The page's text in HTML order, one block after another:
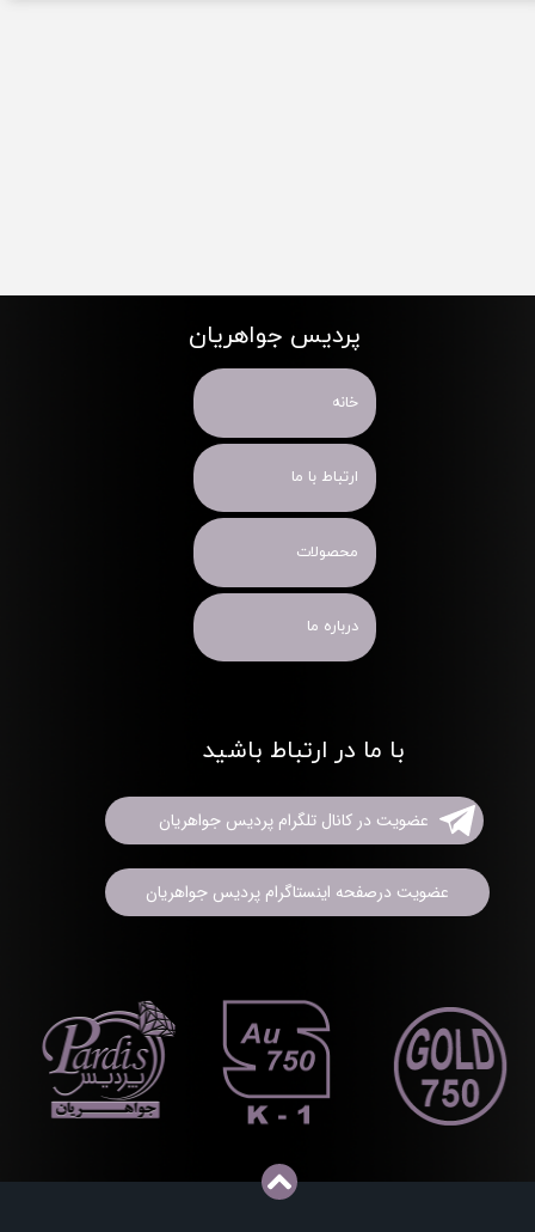
پردیس جواهریان
خانه
ارتباط با ما
محصولات
درباره ما
با ما در ارتباط باشید
عضویت در کانال تلگرام پردیس جواهریان
عضویت درصفحه اینستاگرام پردیس جواهریان